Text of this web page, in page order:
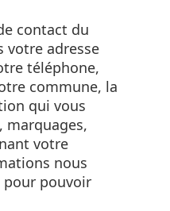
contact du
votre adresse
téléphone,
commune, la
qui vous
marquages,
votre
nous
pour pouvoir